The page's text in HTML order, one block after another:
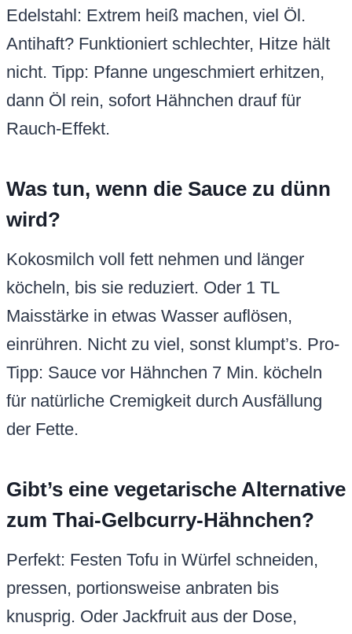
Edelstahl: Extrem heiß machen, viel Öl.
Antihaft? Funktioniert schlechter, Hitze hält
nicht. Tipp: Pfanne ungeschmiert erhitzen,
dann Öl rein, sofort Hähnchen drauf für
Rauch-Effekt.
Was tun, wenn die Sauce zu dünn
wird?
Kokosmilch voll fett nehmen und länger
köcheln, bis sie reduziert. Oder 1 TL
Maisstärke in etwas Wasser auflösen,
einrühren. Nicht zu viel, sonst klumpt’s. Pro-
Tipp: Sauce vor Hähnchen 7 Min. köcheln
für natürliche Cremigkeit durch Ausfällung
der Fette.
Gibt’s eine vegetarische Alternative
zum Thai-Gelbcurry-Hähnchen?
Perfekt: Festen Tofu in Würfel schneiden,
pressen, portionsweise anbraten bis
knusprig. Oder Jackfruit aus der Dose,